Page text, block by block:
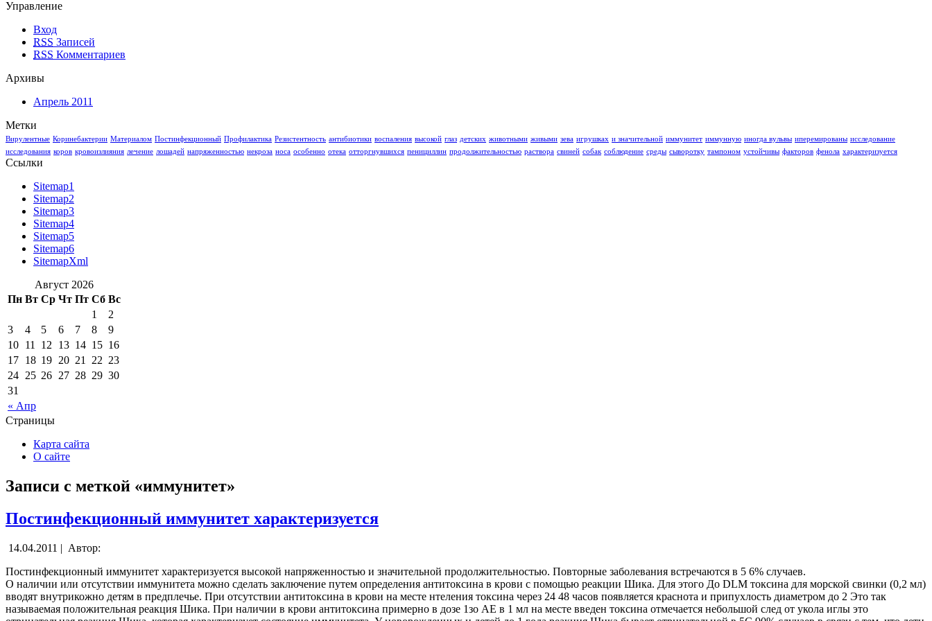
Управление
Вход
RSS Записей
RSS Комментариев
Архивы
Апрель 2011
Метки
Вирулентные Коринебактерии Материалом Постинфекционный Профилактика Резистентность антибиотики воспаления высокой глаз детских животными живыми зева игрушках и значительной иммунитет иммунную иногда вульвы иперемированы исследование
исследования коров кровоизлияния лечение лошадей напряженностью некроза носа особенно отека отторгнувшихся пенициллин продолжительностью раствора свиней собак соблюдение среды сыворотку тампоном устойчивы факторов фенола характеризуется
Ссылки
Sitemap1
Sitemap2
Sitemap3
Sitemap4
Sitemap5
Sitemap6
SitemapXml
Август 2026
Пн Вт Ср Чт Пт Сб Вс
« Апр
1
2
3
4 5 6 7 8
9
10 11 12 13 14 15 16
17 18 19 20 21 22 23
24 25 26 27 28 29 30
31
Страницы
Карта сайта
О сайте
Записи с меткой «иммунитет»
Постинфекционный иммунитет характеризуется
14.04.2011 | Автор:
Постинфекционный иммунитет характеризуется высокой напряженностью и значительной продолжительностью. Повторные заболевания встречаются в 5 6% случаев.
О наличии или отсутствии иммунитета можно сделать заключение путем определения антитоксина в крови с помощью реакции Шика. Для этого До DLM токсина для морской свинки (0,2 мл)
вводят внутрикожно детям в предплечье. При отсутствии антитоксина в крови на месте нтеления токсина через 24 48 часов появляется краснота и припухлость диаметром до 2 Это так
называемая положительная реакция Шика. При наличии в крови антитоксина примерно в дозе 1зо АЕ в 1 мл на месте введен токсина отмечается небольшой след от укола иглы это